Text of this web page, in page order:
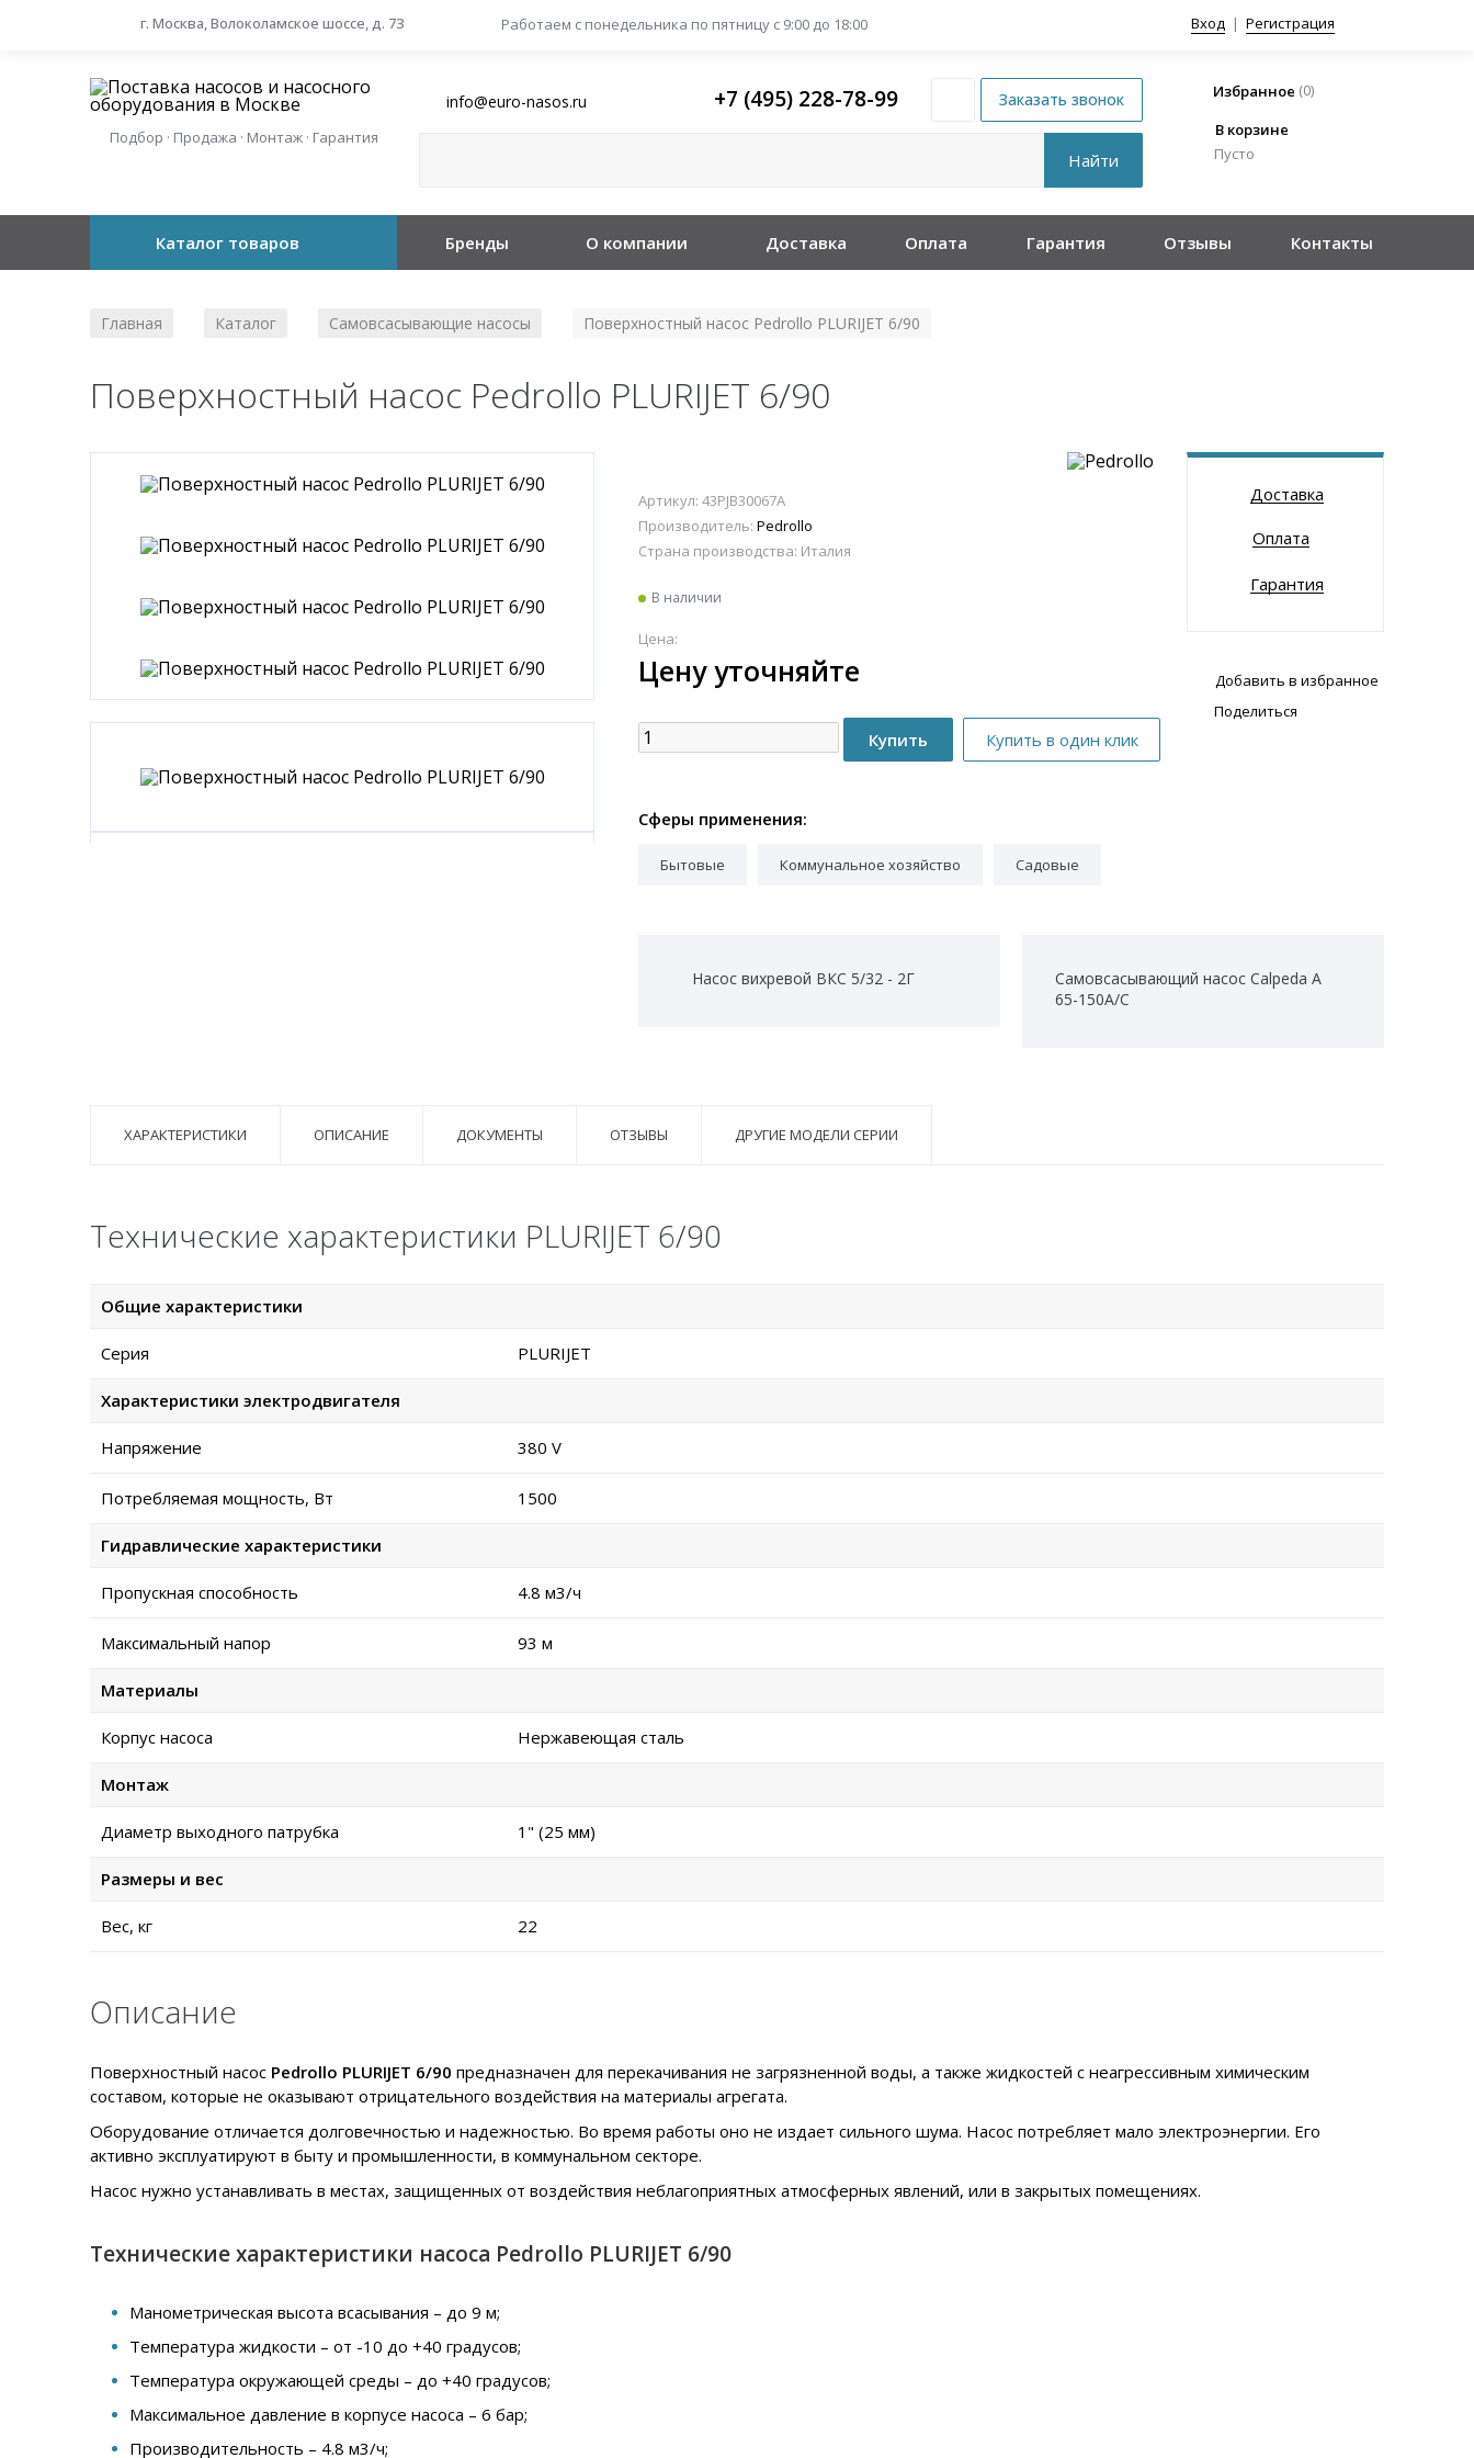
г. Москва, Волоколамское шоссе, д. 73 Работаем с понедельника по пятницу с 9:00 до 18:00 Вход | Регистрация
Подбор · Продажа · Монтаж · Гарантия
info@euro-nasos.ru +7 (495) 228-78-99 Избранное (0)
В корзине
Пусто
Каталог товаров Бренды О компании Доставка Оплата Гарантия Отзывы Контакты
Главная Каталог Самовсасывающие насосы Поверхностный насос Pedrollo PLURIJET 6/90
Поверхностный насос Pedrollo PLURIJET 6/90
Артикул: 43PJB30067A
Производитель: Pedrollo
Страна производства: Италия
В наличии
Цена:
Цену уточняйте
Доставка
Оплата
Гарантия
Добавить в избранное
Поделиться
Сферы применения:
Бытовые Коммунальное хозяйство Садовые
Насос вихревой ВКС 5/32 - 2Г
Самовсасывающий насос Calpeda A
65-150A/C
ХАРАКТЕРИСТИКИ ОПИСАНИЕ ДОКУМЕНТЫ ОТЗЫВЫ ДРУГИЕ МОДЕЛИ СЕРИИ
Технические характеристики PLURIJET 6/90
Общие характеристики
Серия PLURIJET
Характеристики электродвигателя
Напряжение 380 V
Потребляемая мощность, Вт 1500
Гидравлические характеристики
Пропускная способность 4.8 м3/ч
Максимальный напор 93 м
Материалы
Корпус насоса Нержавеющая сталь
Монтаж
Диаметр выходного патрубка 1" (25 мм)
Размеры и вес
Вес, кг 22
Описание
Поверхностный насос Pedrollo PLURIJET 6/90 предназначен для перекачивания не загрязненной воды, а также жидкостей с неагрессивным химическим
составом, которые не оказывают отрицательного воздействия на материалы агрегата.
Оборудование отличается долговечностью и надежностью. Во время работы оно не издает сильного шума. Насос потребляет мало электроэнергии. Его
активно эксплуатируют в быту и промышленности, в коммунальном секторе.
Насос нужно устанавливать в местах, защищенных от воздействия неблагоприятных атмосферных явлений, или в закрытых помещениях.
Технические характеристики насоса Pedrollo PLURIJET 6/90
Манометрическая высота всасывания – до 9 м;
Температура жидкости – от -10 до +40 градусов;
Температура окружающей среды – до +40 градусов;
Максимальное давление в корпусе насоса – 6 бар;
Производительность – 4.8 м3/ч;